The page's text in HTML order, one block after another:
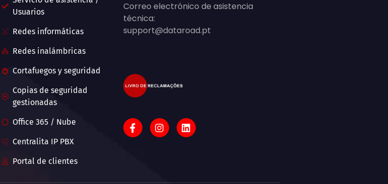
Usuarios
Redes informáticas
Redes inalámbricas
Cortafuegos y seguridad
Copias de seguridad
gestionadas
Office 365 / Nube
Centralita IP PBX
Portal de clientes
Correo electrónico de asistencia
técnica:
support@dataroad.pt